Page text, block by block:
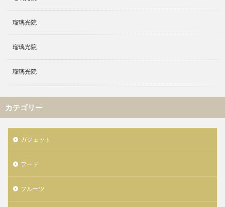
瑠璃光院
瑠璃光院
瑠璃光院
カテゴリー
ガジェット
フード
フルーツ